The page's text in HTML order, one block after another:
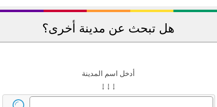
هل تبحث عن مدينة أخرى؟
أدخل اسم المدينة
↓ ↓ ↓